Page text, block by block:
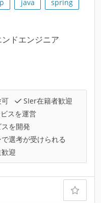
java
spring
ドエンジニア
SIer在籍者歓迎
スを運営
を開発
選考が受けられる
迎